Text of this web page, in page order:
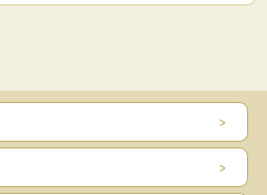
プレーンとココアのバランスの変化